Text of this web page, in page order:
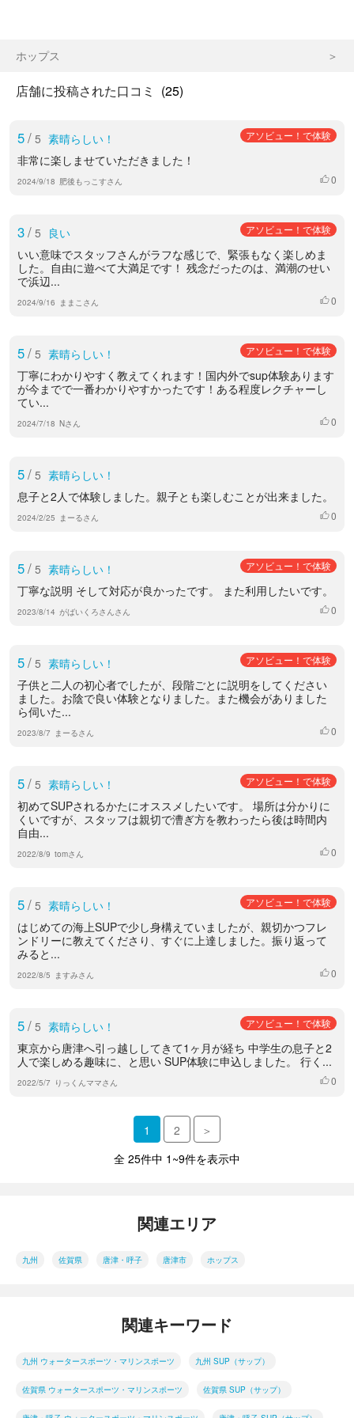
ホップス
店舗に投稿された口コミ (25)
5/ 5 素晴らしい！ アソビュー！で体験
非常に楽しませていただきました！
2024/9/18 肥後もっこすさん いいね
0
3/ 5 良い アソビュー！で体験
いい意味でスタッフさんがラフな感じで、緊張もなく楽しめま
した。自由に遊べて大満足です！ 残念だったのは、満潮のせい
で浜辺...
2024/9/16 ままこさん いいね
0
5/ 5 素晴らしい！ アソビュー！で体験
丁寧にわかりやすく教えてくれます！国内外でsup体験あります
が今までで一番わかりやすかったです！ある程度レクチャーし
てい...
2024/7/18 Nさん いいね
0
5/ 5 素晴らしい！
息子と2人で体験しました。親子とも楽しむことが出来ました。
2024/2/25 まーるさん いいね
0
5/ 5 素晴らしい！ アソビュー！で体験
丁寧な説明 そして対応が良かったです。 また利用したいです。
2023/8/14 がばいくろさんさん いいね
0
5/ 5 素晴らしい！ アソビュー！で体験
子供と二人の初心者でしたが、段階ごとに説明をしてください
ました。お陰で良い体験となりました。また機会がありました
ら伺いた...
2023/8/7 まーるさん いいね
0
5/ 5 素晴らしい！ アソビュー！で体験
初めてSUPされるかたにオススメしたいです。 場所は分かりに
くいですが、スタッフは親切で漕ぎ方を教わったら後は時間内
自由...
2022/8/9 tomさん いいね
0
5/ 5 素晴らしい！ アソビュー！で体験
はじめての海上SUPで少し身構えていましたが、親切かつフレ
ンドリーに教えてくださり、すぐに上達しました。振り返って
みると...
2022/8/5 ますみさん いいね
0
5/ 5 素晴らしい！ アソビュー！で体験
東京から唐津へ引っ越ししてきて1ヶ月が経ち 中学生の息子と2
人で楽しめる趣味に、と思い SUP体験に申込しました。 行く...
2022/5/7 りっくんママさん いいね
0
1 2
＞
全 25件中 1~9件を表示中
関連エリア
九州 佐賀県 唐津・呼子 唐津市 ホップス
関連キーワード
九州 ウォータースポーツ・マリンスポーツ 九州 SUP（サップ）
佐賀県 ウォータースポーツ・マリンスポーツ 佐賀県 SUP（サップ）